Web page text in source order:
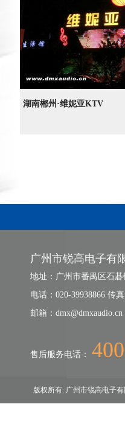
湖南郴州·维妮亚KTV
广州市锐高电子有
地址：广州市番禺区石
电话：020-39938866 传
邮箱：dmx@dmxaudio.cn
售后服务电话：
版权所有: 广州市锐高电子有